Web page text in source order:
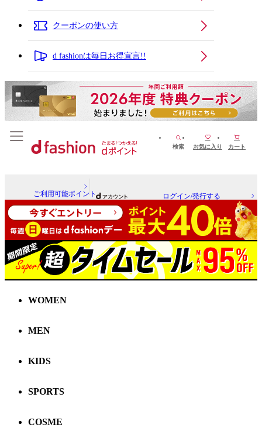
クーポンの使い方
d fashionは毎日お得宣言!!
検索 お気に入り カート
ご利用可能ポイント ログイン/発行する
WOMEN
MEN
KIDS
SPORTS
COSME